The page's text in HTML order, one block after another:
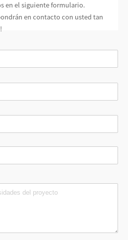
en el siguiente formulario.
en contacto con usted tan